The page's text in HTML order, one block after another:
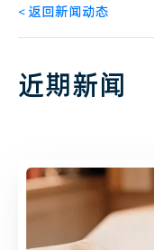
< 返回新闻动态
近期新闻